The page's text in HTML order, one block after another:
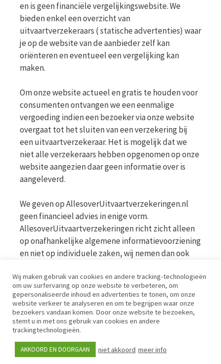
en is geen financiële vergelijkingswebsite. We
bieden enkel een overzicht van
uitvaartverzekeraars ( statische advertenties) waar
je op de website van de aanbieder zelf kan
oriënteren en eventueel een vergelijking kan
maken.
Om onze website actueel en gratis te houden voor
consumenten ontvangen we een eenmalige
vergoeding indien een bezoeker via onze website
overgaat tot het sluiten van een verzekering bij
een uitvaartverzekeraar. Het is mogelijk dat we
niet alle verzekeraars hebben opgenomen op onze
website aangezien daar geen informatie over is
aangeleverd.
We geven op AllesoverUitvaartverzekeringen.nl
geen financieel advies in enige vorm.
AllesoverUitvaartverzekeringen richt zicht alleen
op onafhankelijke algemene informatievoorziening
en niet op individuele zaken, wij nemen dan ook
voor meer informatie op de website van de AFM
www.afm.nl
Disclaimer | Privacy | Cookies | Werkwijze
© iPublishing 2026
Wij maken gebruik van cookies en andere tracking-technologieën
om uw surfervaring op onze website te verbeteren, om
gepersonaliseerde inhoud en advertenties te tonen, om onze
website verkeer te analyseren en om te begrijpen waar onze
bezoekers vandaan komen. Door onze website te bezoeken,
stemt u in met ons gebruik van cookies en andere
trackingtechnologieën.
AKKOORD EN DOORGAAN niet akkoord meer info